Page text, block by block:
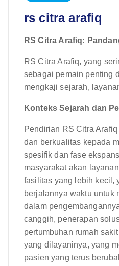
rs citra arafiq
RS Citra Arafiq:
RS Citra Arafiq, yang
sebagai pemain penting
mengkaji sejarah,
Konteks Sejarah dan
Pendirian RS Citra
dan berkualitas kepada
spesifik dan fase
masyarakat akan
fasilitas yang lebih kecil,
berjalannya waktu untuk
dalam
canggih, penerapan
pertumbuhan rumah
yang dilayaninya, yang
pasien yang terus